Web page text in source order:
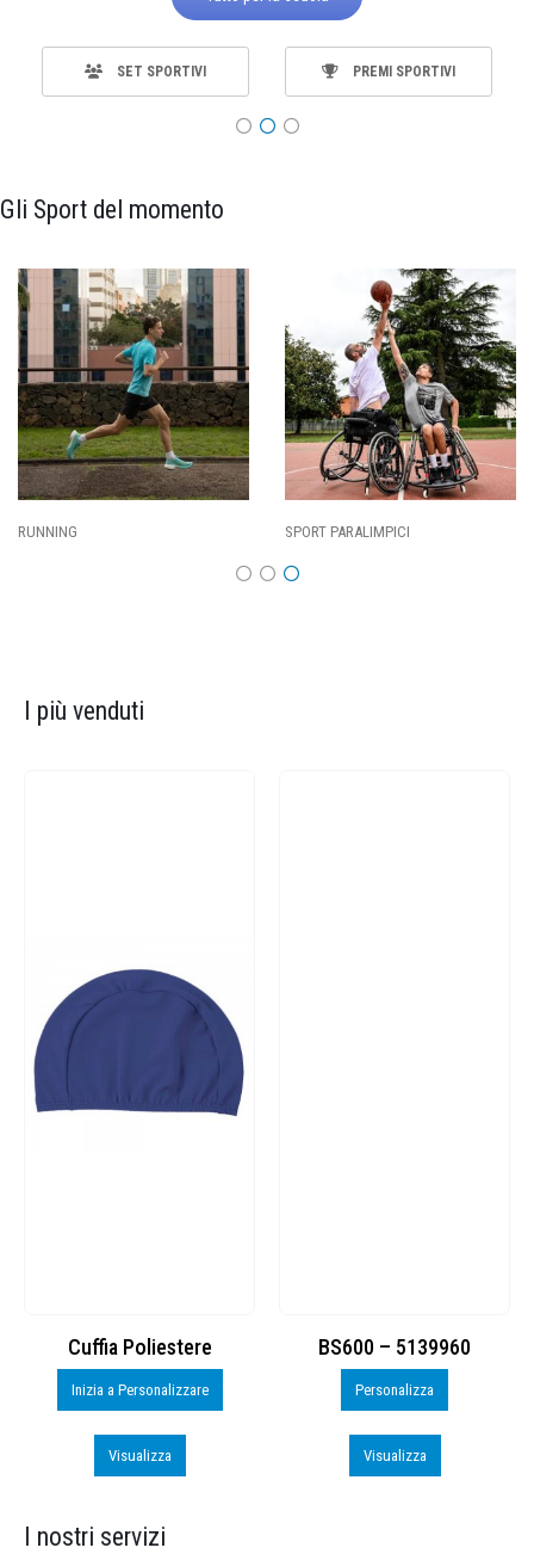
SET SPORTIVI PREMI SPORTIVI
Gli Sport del momento
RUNNING SPORT PARALIMPICI
I più venduti
Cuffia Poliestere
Inizia a Personalizzare
Visualizza
BS600 – 5139960
Personalizza
Visualizza
I nostri servizi